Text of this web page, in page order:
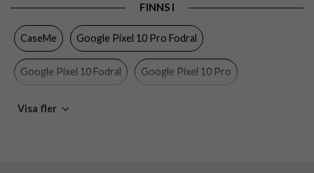
Dragkedja, Handrem, Kortfack, Löstagbart skal
Färg
Konstläder, Mjukplast (TPU)
FINNS I
CaseMe Google Pixel 10 Pro Fodral
Google Pixel 10 Fodral Google Pixel 10 Pro
Google Pixel 10
Visa fler